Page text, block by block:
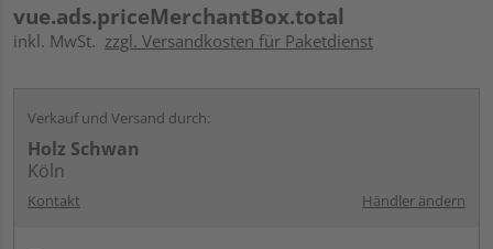
vue.ads.priceMerchantBox.total
inkl. MwSt. zzgl. Versandkosten für Paketdienst
Verkauf und Versand durch:
Holz Schwan
Köln
Kontakt Händler ändern